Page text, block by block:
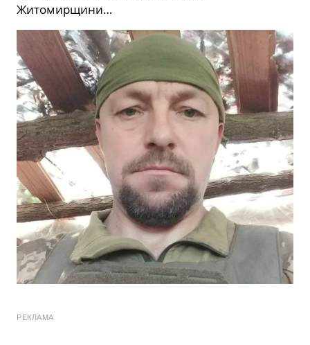
Житомирщини…
РЕКЛАМА